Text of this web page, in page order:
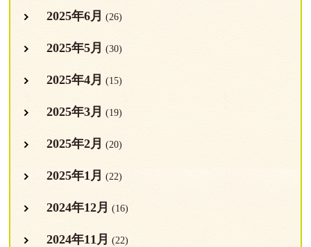
2025年6月 (26)
2025年5月 (30)
2025年4月 (15)
2025年3月 (19)
2025年2月 (20)
2025年1月 (22)
2024年12月 (16)
2024年11月 (22)